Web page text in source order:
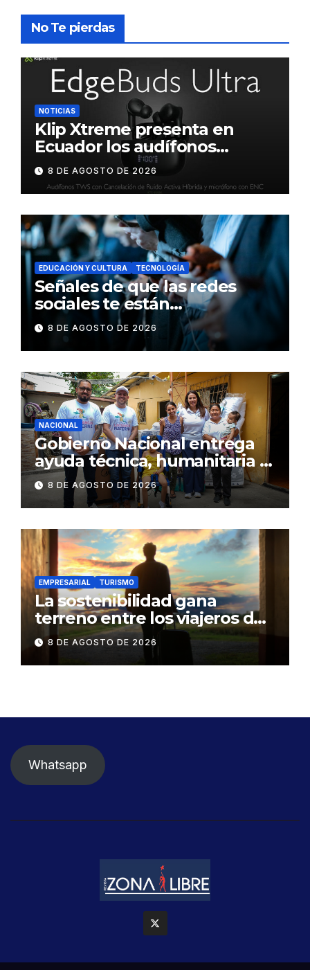
No Te pierdas
NOTICIAS
Klip Xtreme presenta en
Ecuador los audífonos
DynaBuds con sonido
inteligente y control táctil
8 DE AGOSTO DE 2026
EDUCACIÓN Y CULTURA TECNOLOGÍA
Señales de que las redes
sociales te están
consumiendo
8 DE AGOSTO DE 2026
NACIONAL
Gobierno Nacional entrega
ayuda técnica, humanitaria y
Bono Joaquín Gallegos Lara a
familia en situación de
vulnerabilidad
8 DE AGOSTO DE 2026
EMPRESARIAL TURISMO
La sostenibilidad gana
terreno entre los viajeros de
negocios
8 DE AGOSTO DE 2026
Whatsapp